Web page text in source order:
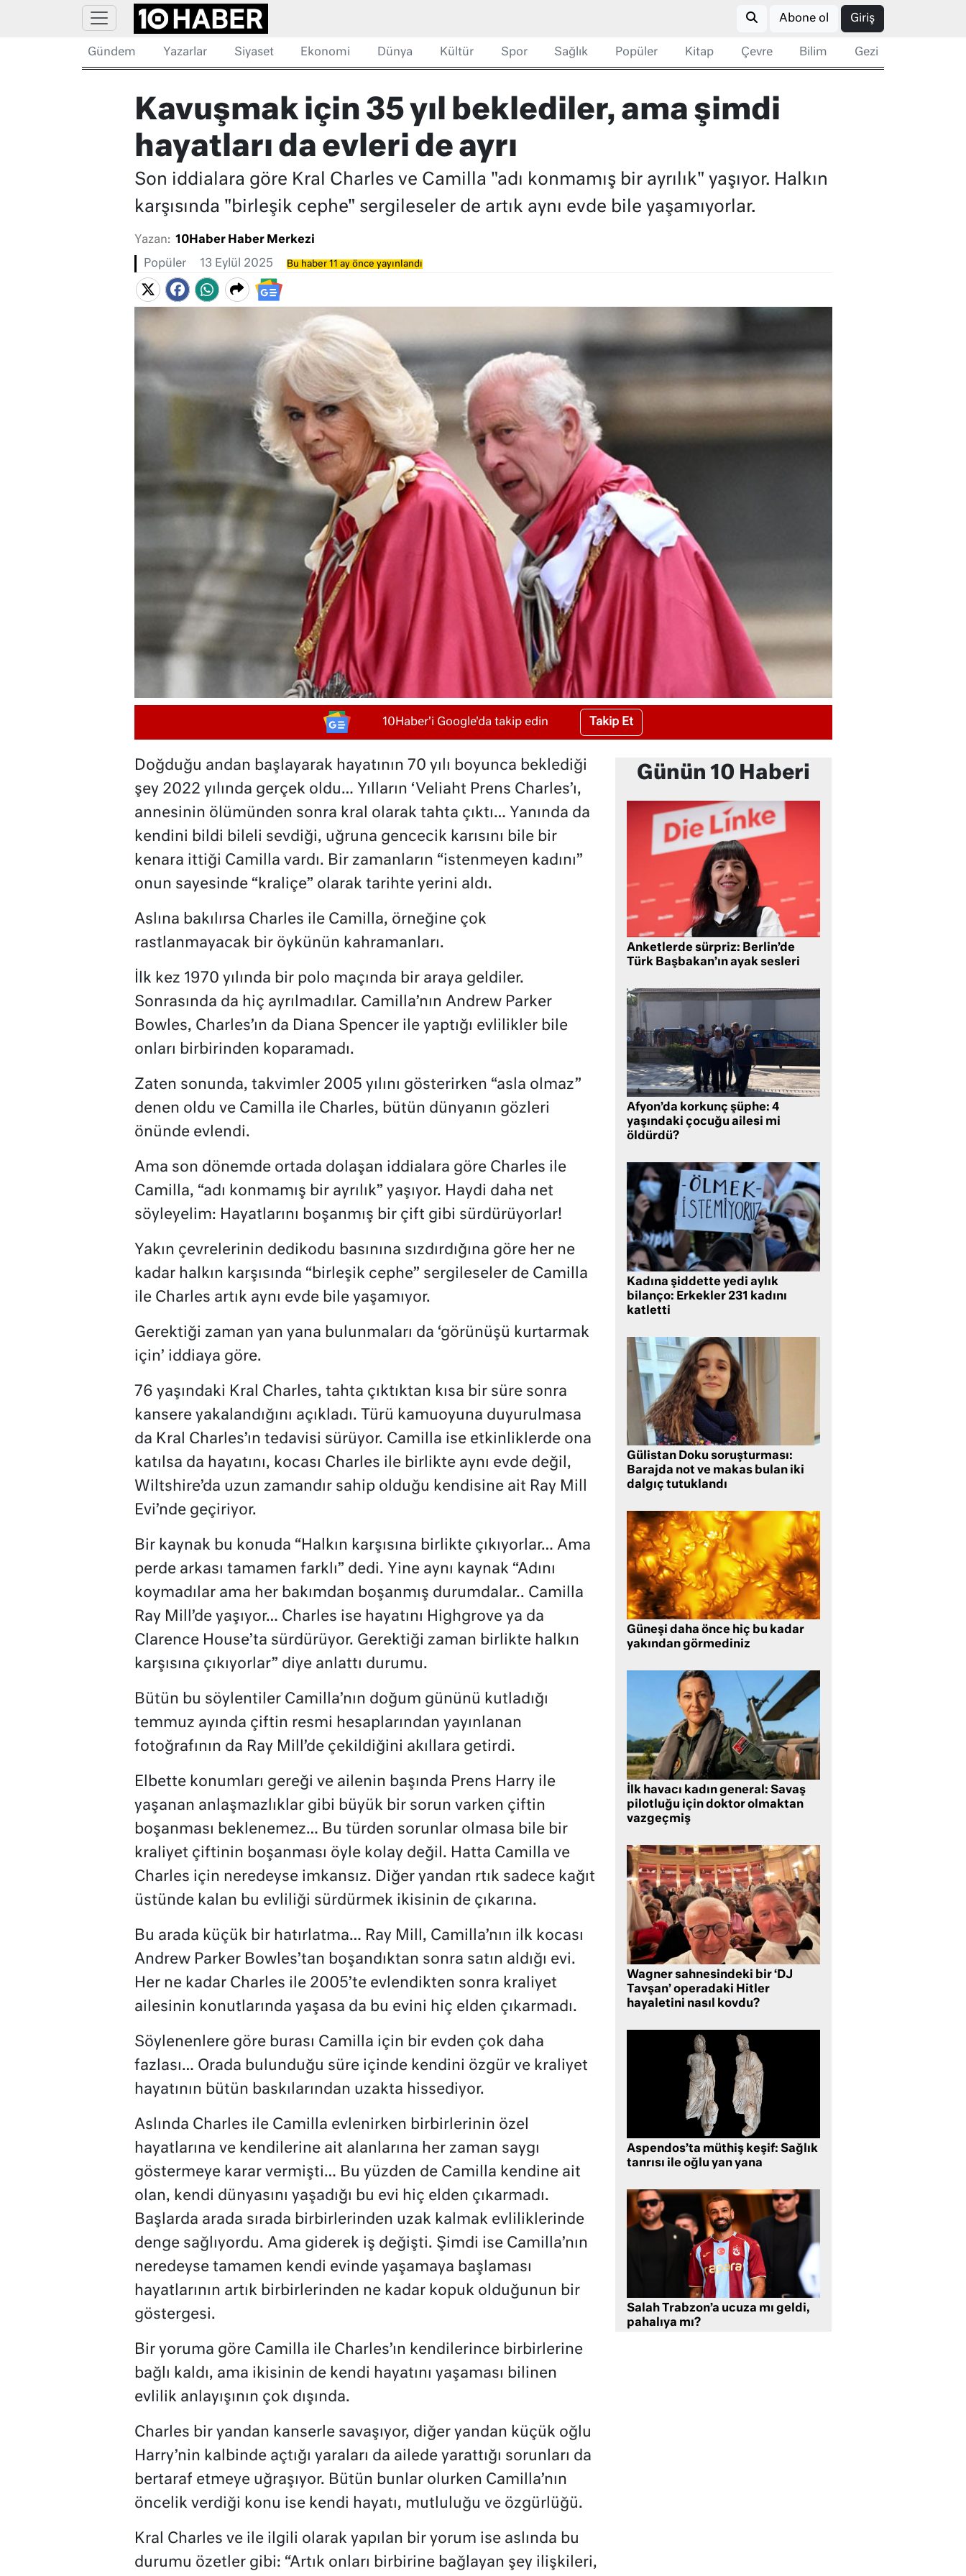
Abone ol Giriş
Gündem Yazarlar Siyaset Ekonomi Dünya Kültür Spor Sağlık Popüler Kitap Çevre Bilim Gezi
Kavuşmak için 35 yıl beklediler, ama şimdi
hayatları da evleri de ayrı
Son iddialara göre Kral Charles ve Camilla "adı konmamış bir ayrılık" yaşıyor. Halkın
karşısında "birleşik cephe" sergileseler de artık aynı evde bile yaşamıyorlar.
Yazan: 10Haber Haber Merkezi
Popüler 13 Eylül 2025 Bu haber 11 ay önce yayınlandı
10Haber'i Google'da takip edin Takip Et
Doğduğu andan başlayarak hayatının 70 yılı boyunca beklediği
şey 2022 yılında gerçek oldu… Yılların ‘Veliaht Prens Charles’ı,
annesinin ölümünden sonra kral olarak tahta çıktı… Yanında da
kendini bildi bileli sevdiği, uğruna gencecik karısını bile bir
kenara ittiği Camilla vardı. Bir zamanların “istenmeyen kadını”
onun sayesinde “kraliçe” olarak tarihte yerini aldı.
Aslına bakılırsa Charles ile Camilla, örneğine çok
rastlanmayacak bir öykünün kahramanları.
İlk kez 1970 yılında bir polo maçında bir araya geldiler.
Sonrasında da hiç ayrılmadılar. Camilla’nın Andrew Parker
Bowles, Charles’ın da Diana Spencer ile yaptığı evlilikler bile
onları birbirinden koparamadı.
Zaten sonunda, takvimler 2005 yılını gösterirken “asla olmaz”
denen oldu ve Camilla ile Charles, bütün dünyanın gözleri
önünde evlendi.
Ama son dönemde ortada dolaşan iddialara göre Charles ile
Camilla, “adı konmamış bir ayrılık” yaşıyor. Haydi daha net
söyleyelim: Hayatlarını boşanmış bir çift gibi sürdürüyorlar!
Yakın çevrelerinin dedikodu basınına sızdırdığına göre her ne
kadar halkın karşısında “birleşik cephe” sergileseler de Camilla
ile Charles artık aynı evde bile yaşamıyor.
Gerektiği zaman yan yana bulunmaları da ‘görünüşü kurtarmak
için’ iddiaya göre.
76 yaşındaki Kral Charles, tahta çıktıktan kısa bir süre sonra
kansere yakalandığını açıkladı. Türü kamuoyuna duyurulmasa
da Kral Charles’ın tedavisi sürüyor. Camilla ise etkinliklerde ona
katılsa da hayatını, kocası Charles ile birlikte aynı evde değil,
Wiltshire’da uzun zamandır sahip olduğu kendisine ait Ray Mill
Evi’nde geçiriyor.
Bir kaynak bu konuda “Halkın karşısına birlikte çıkıyorlar… Ama
perde arkası tamamen farklı” dedi. Yine aynı kaynak “Adını
koymadılar ama her bakımdan boşanmış durumdalar.. Camilla
Ray Mill’de yaşıyor… Charles ise hayatını Highgrove ya da
Clarence House’ta sürdürüyor. Gerektiği zaman birlikte halkın
karşısına çıkıyorlar” diye anlattı durumu.
Bütün bu söylentiler Camilla’nın doğum gününü kutladığı
temmuz ayında çiftin resmi hesaplarından yayınlanan
fotoğrafının da Ray Mill’de çekildiğini akıllara getirdi.
Elbette konumları gereği ve ailenin başında Prens Harry ile
yaşanan anlaşmazlıklar gibi büyük bir sorun varken çiftin
boşanması beklenemez… Bu türden sorunlar olmasa bile bir
kraliyet çiftinin boşanması öyle kolay değil. Hatta Camilla ve
Charles için neredeyse imkansız. Diğer yandan rtık sadece kağıt
üstünde kalan bu evliliği sürdürmek ikisinin de çıkarına.
Bu arada küçük bir hatırlatma… Ray Mill, Camilla’nın ilk kocası
Andrew Parker Bowles’tan boşandıktan sonra satın aldığı evi.
Her ne kadar Charles ile 2005’te evlendikten sonra kraliyet
ailesinin konutlarında yaşasa da bu evini hiç elden çıkarmadı.
Söylenenlere göre burası Camilla için bir evden çok daha
fazlası… Orada bulunduğu süre içinde kendini özgür ve kraliyet
hayatının bütün baskılarından uzakta hissediyor.
Aslında Charles ile Camilla evlenirken birbirlerinin özel
hayatlarına ve kendilerine ait alanlarına her zaman saygı
göstermeye karar vermişti… Bu yüzden de Camilla kendine ait
olan, kendi dünyasını yaşadığı bu evi hiç elden çıkarmadı.
Başlarda arada sırada birbirlerinden uzak kalmak evliliklerinde
denge sağlıyordu. Ama giderek iş değişti. Şimdi ise Camilla’nın
neredeyse tamamen kendi evinde yaşamaya başlaması
hayatlarının artık birbirlerinden ne kadar kopuk olduğunun bir
göstergesi.
Bir yoruma göre Camilla ile Charles’ın kendilerince birbirlerine
bağlı kaldı, ama ikisinin de kendi hayatını yaşaması bilinen
evlilik anlayışının çok dışında.
Charles bir yandan kanserle savaşıyor, diğer yandan küçük oğlu
Harry’nin kalbinde açtığı yaraları da ailede yarattığı sorunları da
bertaraf etmeye uğraşıyor. Bütün bunlar olurken Camilla’nın
öncelik verdiği konu ise kendi hayatı, mutluluğu ve özgürlüğü.
Kral Charles ve ile ilgili olarak yapılan bir yorum ise aslında bu
durumu özetler gibi: “Artık onları birbirine bağlayan şey ilişkileri,
Günün 10 Haberi
Anketlerde sürpriz: Berlin’de
Türk Başbakan’ın ayak sesleri
Afyon’da korkunç şüphe: 4
yaşındaki çocuğu ailesi mi
öldürdü?
Kadına şiddette yedi aylık
bilanço: Erkekler 231 kadını
katletti
Gülistan Doku soruşturması:
Barajda not ve makas bulan iki
dalgıç tutuklandı
Güneşi daha önce hiç bu kadar
yakından görmediniz
İlk havacı kadın general: Savaş
pilotluğu için doktor olmaktan
vazgeçmiş
Wagner sahnesindeki bir ‘DJ
Tavşan’ operadaki Hitler
hayaletini nasıl kovdu?
Aspendos’ta müthiş keşif: Sağlık
tanrısı ile oğlu yan yana
Salah Trabzon’a ucuza mı geldi,
pahalıya mı?